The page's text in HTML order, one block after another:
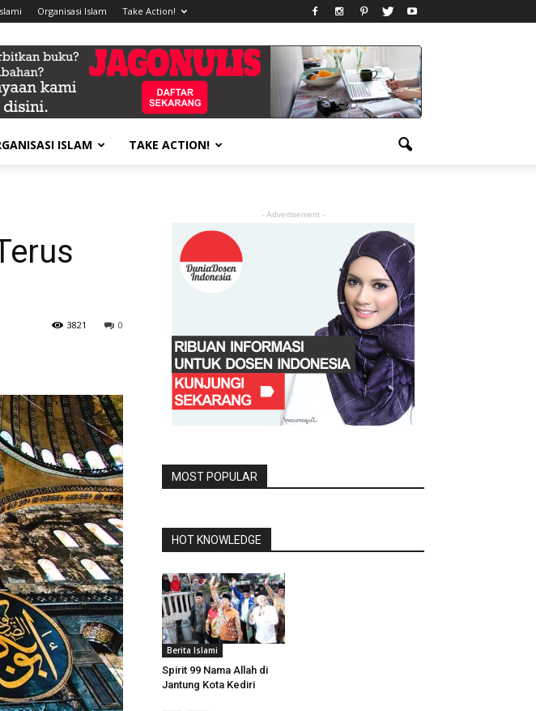
Organisasi Islam Take Action!
ISLAM TAKE ACTION!
0
3821
- Advertisement -
MOST POPULAR
HOT KNOWLEDGE
Berita Islami
Spirit 99 Nama Allah di
Jantung Kota Kediri